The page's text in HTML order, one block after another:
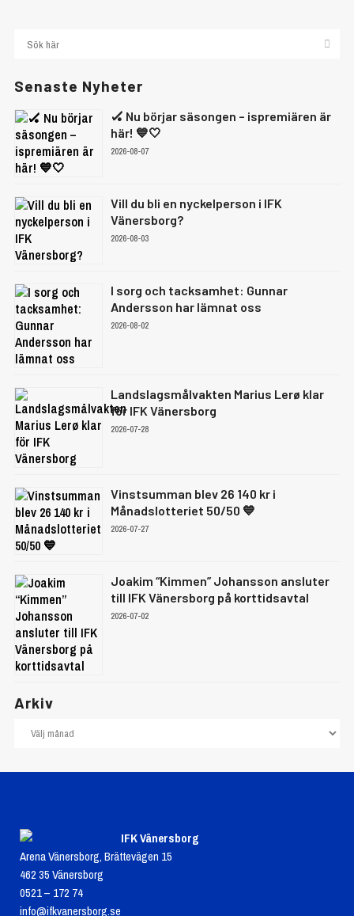
Senaste Nyheter
🏑 Nu börjar säsongen – ispremiären är
här! 💙🤍
2026-08-07
Vill du bli en nyckelperson i IFK
Vänersborg?
2026-08-03
I sorg och tacksamhet: Gunnar
Andersson har lämnat oss
2026-08-02
Landslagsmålvakten Marius Lerø klar
för IFK Vänersborg
2026-07-28
Vinstsumman blev 26 140 kr i
Månadslotteriet 50/50 💙
2026-07-27
Joakim “Kimmen” Johansson ansluter
till IFK Vänersborg på korttidsavtal
2026-07-02
Arkiv
IFK Vänersborg
Arena Vänersborg, Brättevägen 15
462 35 Vänersborg
0521 – 172 74
info@ifkvanersborg.se